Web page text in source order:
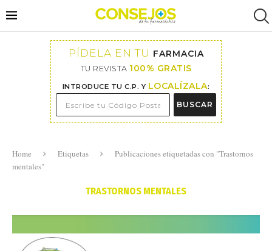
PÍDELA EN TU FARMACIA
TU REVISTA 100% GRATIS
INTRODUCE TU C.P. Y LOCALÍZALA:
BUSCAR
Home Etiquetas
Publicaciones etiquetadas con "Trastornos
mentales"
TRASTORNOS MENTALES